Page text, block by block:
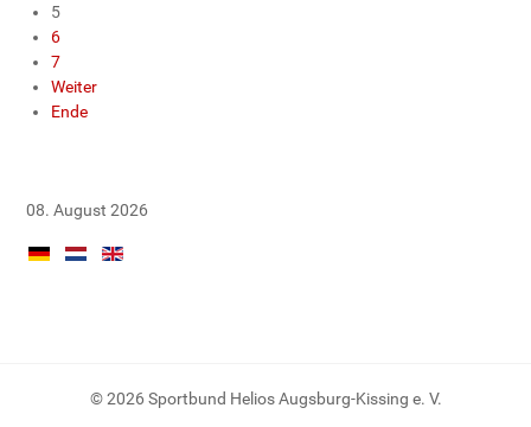
5
6
7
Weiter
Ende
08. August 2026
© 2026 Sportbund Helios Augsburg-Kissing e. V.